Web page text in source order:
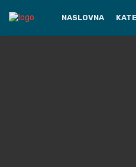
NASLOVNA